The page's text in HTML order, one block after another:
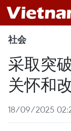
社会
采取突
关怀和
18/09/2025